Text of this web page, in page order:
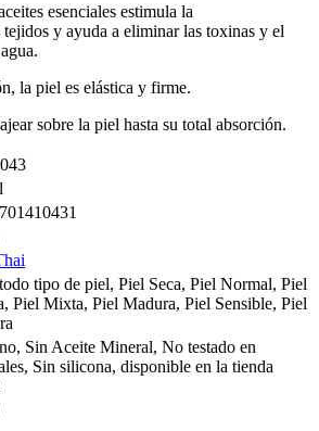
esenciales estimula la
y ayuda a eliminar las toxinas y el
la piel es elástica y firme.
sobre la piel hasta su total absorción.
tipo de piel, Piel Seca, Piel Normal, Piel
Piel Mixta, Piel Madura, Piel Sensible, Piel
Sin Aceite Mineral, No testado en
Sin silicona, disponible en la tienda